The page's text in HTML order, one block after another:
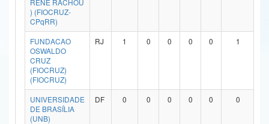
Gabinete de Segurança Institucional
Advocacia-Geral da União
Banco Central do Brasil
RENÉ RACHOU
) (FIOCRUZ-
CPqRR)
FUNDACAO
OSWALDO
CRUZ
(FIOCRUZ)
(FIOCRUZ)
RJ 1 0 0 0 0 1
UNIVERSIDADE
DE BRASÍLIA
(UNB)
DF 0 0 0 0 0 0